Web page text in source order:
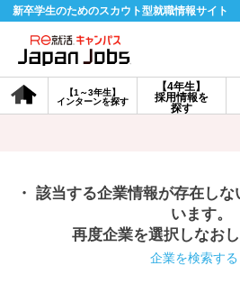
新卒学生のためのスカウト型就職情報サイト
【4年生】
採用情報を
探す
【1～3年生】
インターンを探す
会員登録
探す
【4年生】
説明会を探す
・ 該当する企業情報が存在し
います。
再度企業を選択しなおし
企業を検索する